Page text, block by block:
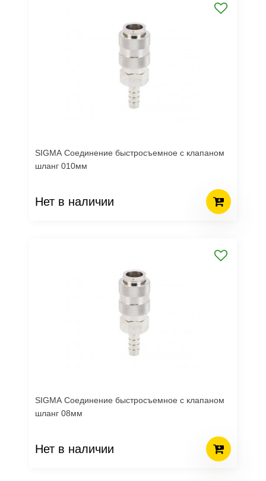
SIGMA Соединение быстросъемное с клапаном
шланг 010мм
Нет в наличии
SIGMA Соединение быстросъемное с клапаном
шланг 08мм
Нет в наличии